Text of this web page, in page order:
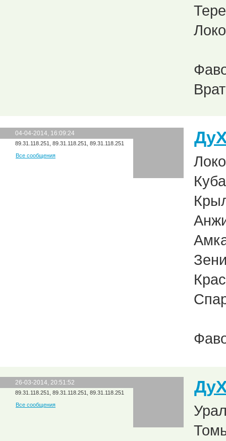
04-04-2014, 16:09:24
89.31.118.251, 89.31.118.251, 89.31.118.251
Все сообщения
26-03-2014, 20:51:52
89.31.118.251, 89.31.118.251, 89.31.118.251
Все сообщения